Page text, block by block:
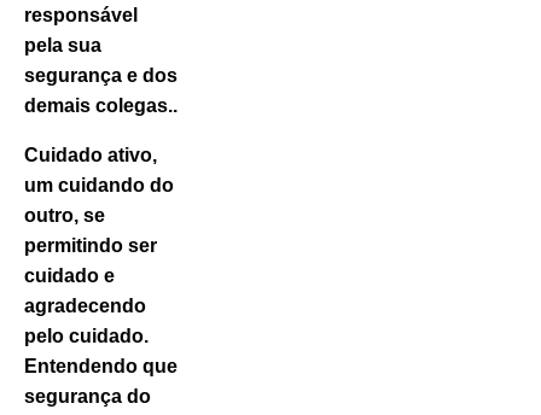
responsável
pela sua
segurança e dos
demais colegas..
Cuidado ativo,
um cuidando do
outro, se
permitindo ser
cuidado e
agradecendo
pelo cuidado.
Entendendo que
segurança do